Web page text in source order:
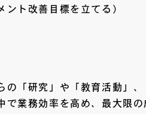
ント改善目標を立てる）
の「研究」や「教育活動」
で業務効率を高め、最大限